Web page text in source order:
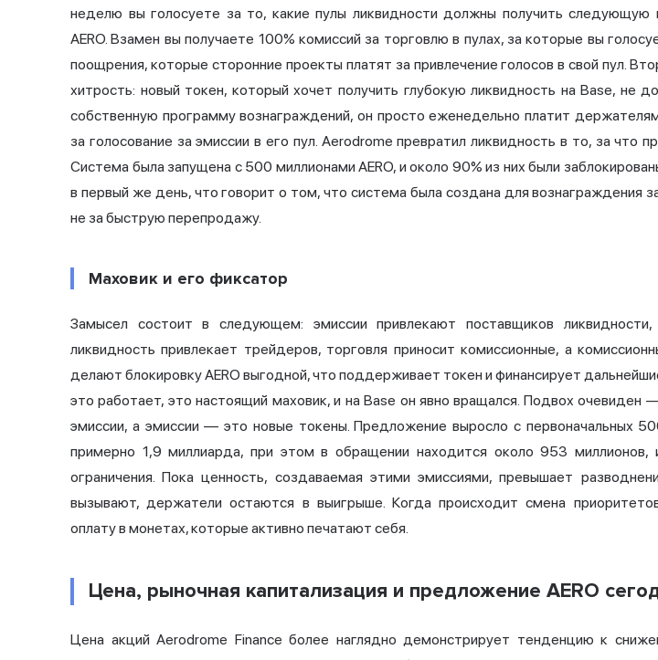
неделю вы голосуете за то, какие пулы ликвидности должны получить следующую
AERO. Взамен вы получаете 100% комиссий за торговлю в пулах, за которые вы
поощрения, которые сторонние проекты платят за привлечение голосов в свой пул.
хитрость: новый токен, который хочет получить глубокую ликвидность на Base, не
собственную программу вознаграждений, он просто еженедельно платит
за голосование за эмиссии в его пул. Aerodrome превратил ликвидность в то, за что
Система была запущена с 500 миллионами AERO, и около 90% из них были
в первый же день, что говорит о том, что система была создана для вознаграждения
не за быструю перепродажу.
Маховик и его фиксатор
Замысел состоит в следующем: эмиссии привлекают поставщиков ликвидности,
ликвидность привлекает трейдеров, торговля приносит комиссионные, а
делают блокировку AERO выгодной, что поддерживает токен и финансирует
это работает, это настоящий маховик, и на Base он явно вращался. Подвох очевиден
эмиссии, а эмиссии — это новые токены. Предложение выросло с первоначальных
примерно 1,9 миллиарда, при этом в обращении находится около 953 миллионов,
ограничения. Пока ценность, создаваемая этими эмиссиями, превышает
вызывают, держатели остаются в выигрыше. Когда происходит смена
оплату в монетах, которые активно печатают себя.
Цена, рыночная капитализация и предложение AERO
Цена акций Aerodrome Finance более наглядно демонстрирует тенденцию к